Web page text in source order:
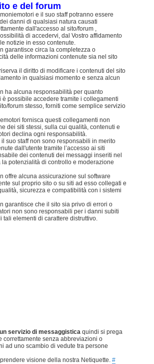
e del forum
e il suo staff potranno essere
danni di qualsiasi natura causati
dall'accesso al sito/forum ,
di accedervi, dal Vostro affidamento
notizie in esso contenute.
garantisce circa la completezza o
delle informazioni contenute sia nel sito
il diritto di modificare i contenuti del sito
in qualsiasi momento e senza alcun
ha alcuna responsabilità per quanto
possibile accedere tramite i collegamenti
forum stesso, forniti come semplice servizio
fornisca questi collegamenti non
dei siti stessi, sulla cui qualità, contenuti e
declina ogni responsabilità.
suo staff non sono responsabili in merito
dall'utente tramite l’accesso ai siti
dei contenuti dei messaggi inseriti nel
potenzialità di controllo e moderazione
offre alcuna assicurazione sul software
sul proprio sito o su siti ad esso collegati e
sicurezza e compatibilità con i sistemi
garantisce che il sito sia privo di errori o
non sono responsabili per i danni subiti
tali elementi di carattere distruttivo.
servizio di messaggistica quindi si prega
correttamente senza abbreviazioni o
ad uno scambio di vedute tra persone
visione della nostra Netiquette. #